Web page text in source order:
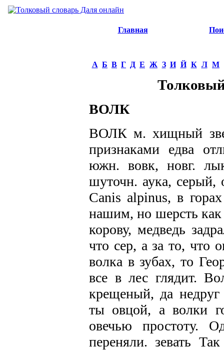
Главная
А Б В Г Д Е Ж З И Й К Л М
ВОЛК
ВОЛК м. хищный
признаками едва
южн. вовк, новг.
шуточн. аука, серый,
Canis alpinus, в
нашим, но шерсть как
корову, медведь
что сер, а за то, что
волка в зубах, то
все в лес глядит.
крещеный, да
ты овцой, а волки
овечью простоту.
переняли. зевать